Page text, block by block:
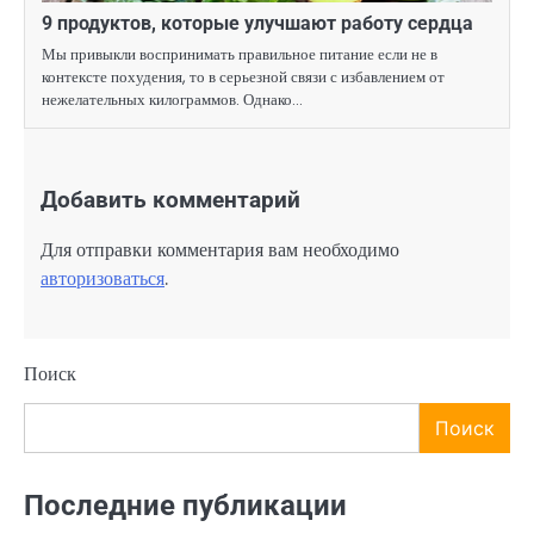
9 продуктов, которые улучшают работу сердца
Мы привыкли воспринимать правильное питание если не в
контексте похудения, то в серьезной связи с избавлением от
нежелательных килограммов. Однако…
Добавить комментарий
Для отправки комментария вам необходимо
авторизоваться.
Поиск
Поиск
Последние публикации